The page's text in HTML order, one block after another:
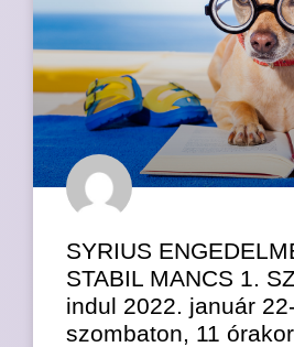
SYRIUS
STABIL MANCS 1.
indul 2022. január
szombaton, 11 órakor